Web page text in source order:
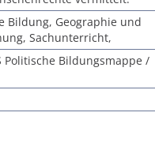
Bildung, Geographie und
Sachunterricht,
Politische Bildungsmappe /